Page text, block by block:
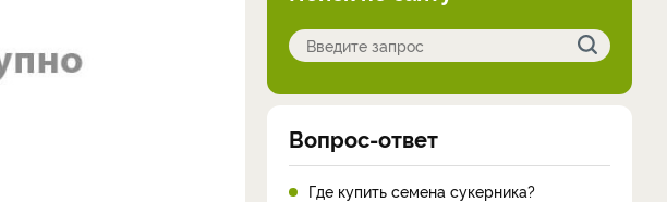
Вопрос-ответ
Где купить семена сукерника?